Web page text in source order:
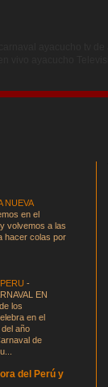
NUEVA
en el
volvemos a las
hacer colas por
-
EN
los
en el
año
de
del Perú y